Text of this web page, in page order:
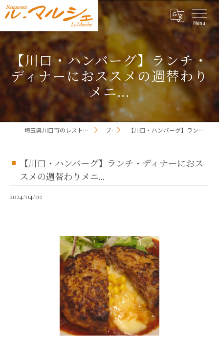
【川口・ハンバーグ】ランチ・
ディナーにおススメの週替わり
メニ...
埼玉県川口市のレストランならレストラン ル・マルシェ ブログ 【川口・ハンバーグ】ランチ・ディナーにおススメの週替わりメニ...
【川口・ハンバーグ】ランチ・ディナーにおス
スメの週替わりメニ...
2024/04/02